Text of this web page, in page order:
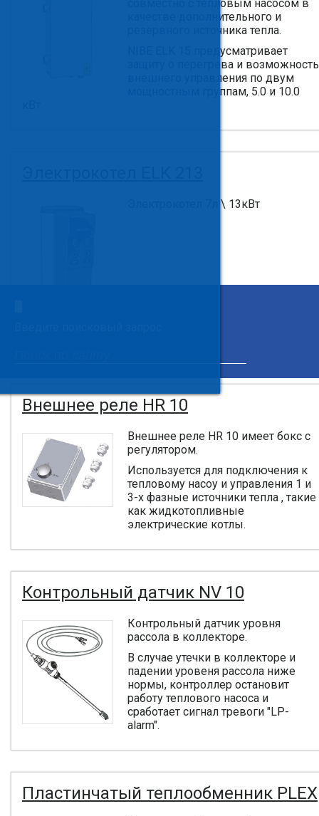
совместно с тепловым насосом в
качестве дополнительного и
резервного источника тепла.
NIBE ELK 15 предусматривает
защиту о перегрева и возможность
внешнего управления по двум
мощностным группам, 5.0 и 10.0
Электрокотел 7л \ 13кВт
Внешнее реле HR 10
Внешнее реле HR 10 имеет бокс с
регулятором.
Используется для подключения к
тепловому насоу и управления 1 и
3-х фазные источники тепла , такие
как жидкотопливные
электрические котлы.
Контрольный датчик NV 10
Контрольный датчик уровня
рассола в коллекторе.
В случае утечки в коллекторе и
падении уровеня рассола ниже
нормы, контроллер остановит
работу теплового насоса и
сработает сигнал тревоги "LP-
alarm".
Пластинчатый теплообменник PLEX